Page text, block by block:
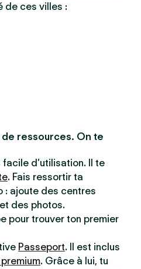
de ces villes :
ressources. On te
facile d’utilisation. Il te
. Fais ressortir ta
: ajoute des centres
des photos.
pour trouver ton premier
Passeport. Il est inclus
. Grâce à lui, tu